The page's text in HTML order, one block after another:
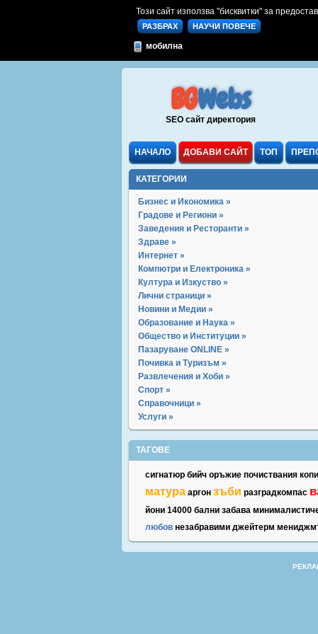
Този сайт използва "бисквитки" за
РАЗБРАХ НАУЧИ ПОВЕЧЕ
мобилна
BGWebs
SEO сайт директория
НАЧАЛО ДОБАВИ САЙТ ТОП
КАТЕГОРИИ
Бизнес и Икономика »
Градове и Региони »
Заведения и Ресторанти »
Здраве »
Интернет »
Компютри и Електроника »
Култура и Изкуство »
Лични страници »
Новини и Медии »
Образование и Наука »
Общество и Институции »
Пазаруване ONLINE »
Почивка и Туризъм »
Развлечения и Хоби »
Спорт »
Справочници »
Услуги »
ТАГОВЕ
сигнатюр бийч оръжие почиствания
матура аргон зъби разградкомпас
йони 14000 бални забава
любов незабравими джейтерм